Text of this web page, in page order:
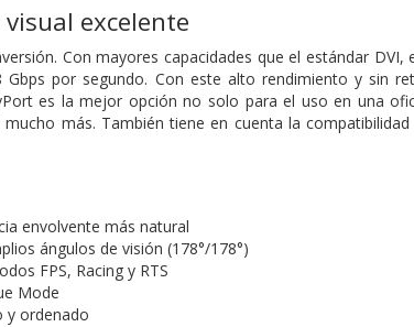
excelente
Con mayores capacidades que el estándar DVI,
por segundo. Con este alto rendimiento y sin
es la mejor opción no solo para el uso en una
más. También tiene en cuenta la
envolvente más natural
ángulos de visión (178°/178°)
FPS, Racing y RTS
Mode
y ordenado